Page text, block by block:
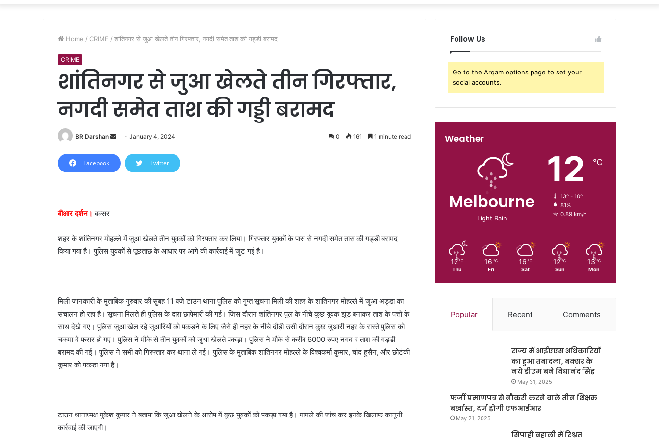
Home / CRIME / शांतिनगर से जुआ खेलते तीन गिरफ्तार, नगदी समेत ताश की गड्डी बरामद
CRIME
शांतिनगर से जुआ खेलते तीन गिरफ्तार,
नगदी समेत ताश की गड्डी बरामद
BR Darshan
n
d
i
l
January 4, 2024 0 161 1 minute read
Facebook Twitter
बीआर दर्शन। बक्सर
शहर के शांतिनगर मोहल्ले में जुआ खेलते तीन युवकों को गिरफ्तार कर लिया। गिरफ्तार युवकों के पास से नगदी समेत तास की गड्डी बरामद
किया गया है। पुलिस युवकों से पूछताछ के आधार पर आगे की कार्रवाई में जुट गई है।
मिली जानकारी के मुताबिक गुरुवार की सुबह 11 बजे टाउन थाना पुलिस को गुप्त सूचना मिली की शहर के शांतिनगर मोहल्ले में जुआ अड्डा का
संचालन हो रहा है। सूचना मिलते ही पुलिस के द्वारा छापेमारी की गई। जिस दौरान शांतिनगर पुल के नीचे कुछ युवक झुंड बनाकर ताश के पत्तो के
साथ देखे गए। पुलिस जुआ खेल रहे जुआरियों को पकड़ने के लिए जैसे ही नहर के नीचे दौड़ी उसी दौरान कुछ जुआरी नहर के रास्ते पुलिस को
चकमा दे फरार हो गए। पुलिस ने मौके से तीन युवकों को जुआ खेलते पकड़ा। पुलिस ने मौके से करीब 6000 रुपए नगद व ताश की गड्डी
बरामद की गई। पुलिस ने सभी को गिरफ्तार कर थाना ले गई। पुलिस के मुताबिक शांतिनगर मोहल्ले के विश्वकर्मा कुमार, चांद हुसैन, और छोटंकी
कुमार को पकड़ा गया है।
टाउन थानाध्यक्ष मुकेश कुमार ने बताया कि जुआ खेलने के आरोप में कुछ युवकों को पकड़ा गया है। मामले की जांच कर इनके खिलाफ कानूनी
कार्रवाई की जाएगी।
Follow Us
Go to the Arqam options page to set your
social accounts.
Weather
Melbourne
Light Rain
12 ℃
13º - 10º
81%
0.89 km/h
12 ℃
Thu
16 ℃
Fri
16 ℃
Sat
12 ℃
Sun
13 ℃
Mon
Popular Recent Comments
राज्य में आईएएस अधिकारियों
का हुआ तबादला, बक्सर के
नये डीएम बने विद्यानंद सिंह
May 31, 2025
फर्जी प्रमाणपत्र से नौकरी करने वाले तीन शिक्षक
बर्खास्त, दर्ज होगी एफआईआर
May 21, 2025
सिपाही बहाली में रिश्वत